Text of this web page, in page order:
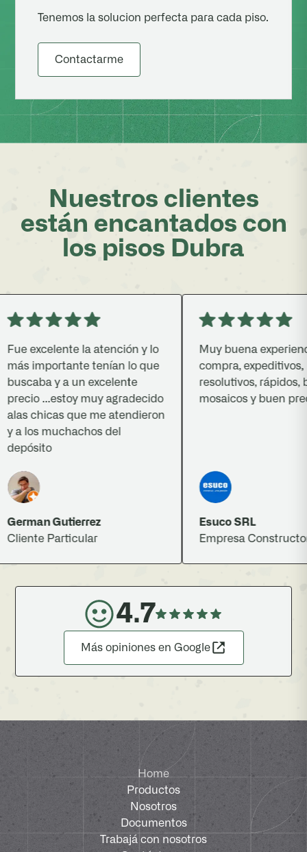
Tenemos la solucion perfecta para cada piso.
Contactarme
Nuestros clientes
están encantados con
los pisos Dubra
excelente la atención y lo
importante tenían lo que
y a un excelente
...estoy muy agradecido
chicas que me atendieron
los muchachos del
Gutierrez
Particular
Muy buena experiencia
compra, expeditivos,
resolutivos, rápidos,
mosaicos y buen precio.
Esuco SRL
Empresa Constructora
4.7
Más opiniones en Google
Home
Productos
Nosotros
Documentos
Trabajá con nosotros